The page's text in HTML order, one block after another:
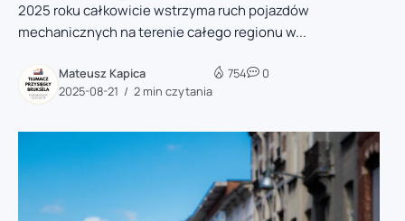
2025 roku całkowicie wstrzyma ruch pojazdów
mechanicznych na terenie całego regionu w...
Mateusz Kapica
2025-08-21
2 min czytania
754 0